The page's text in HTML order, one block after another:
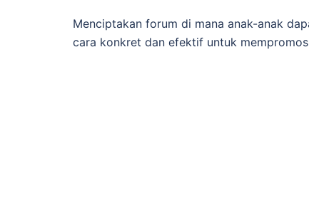
Menciptakan forum di mana anak-anak
cara konkret dan efektif untuk